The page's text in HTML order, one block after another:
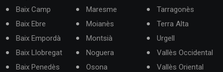
Baix Camp
Baix Ebre
Baix Empordà
Baix Llobregat
Baix Penedès
Maresme
Moianès
Montsià
Noguera
Osona
Tarragonès
Terra Alta
Urgell
Vallès Occidental
Vallès Oriental